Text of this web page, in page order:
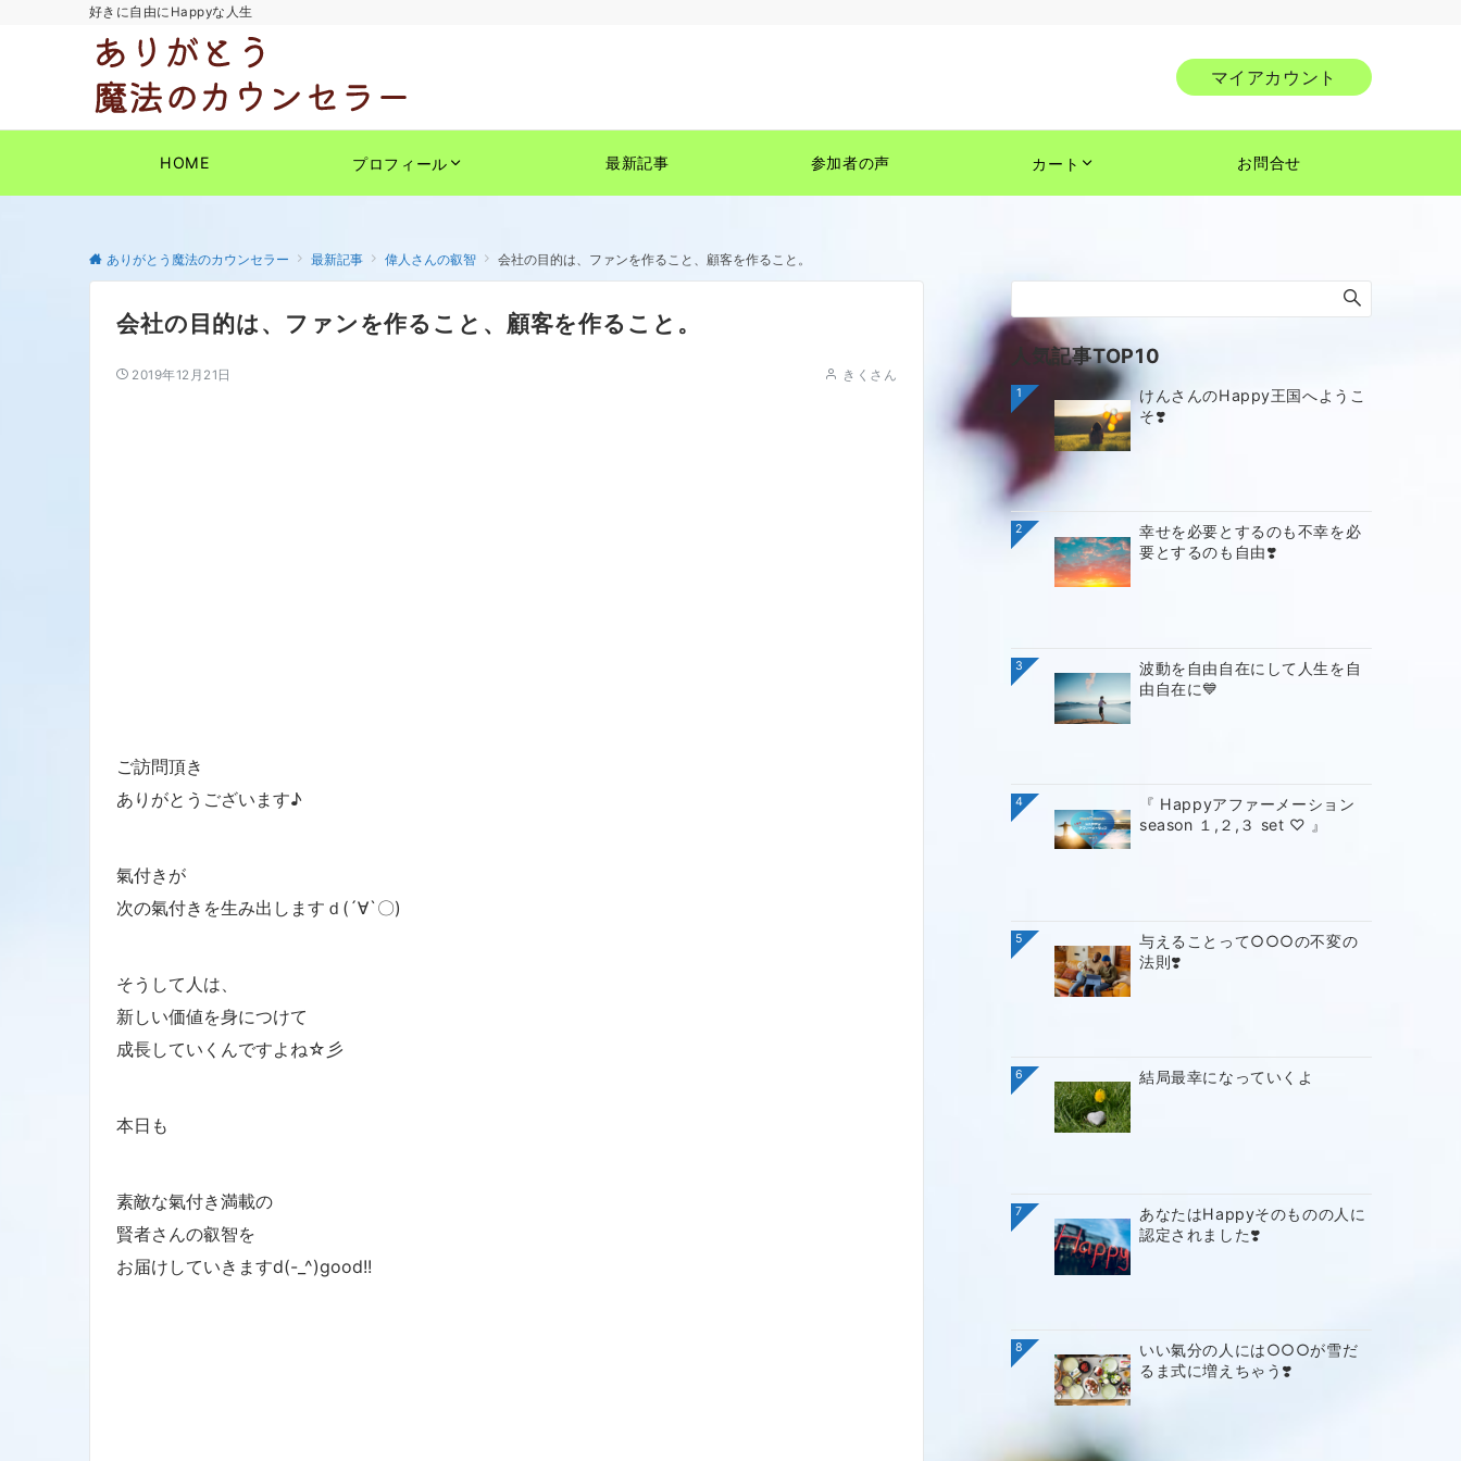
好きに自由にHappyな人生
マイアカウント
HOME プロフィール 最新記事 参加者の声 カート お問合せ
ありがとう魔法のカウンセラー 最新記事 偉人さんの叡智 会社の目的は、ファンを作ること、顧客を作ること。
会社の目的は、ファンを作ること、顧客を作ること。
2019年12月21日 きくさん
ご訪問頂き
ありがとうございます♪
氣付きが
次の氣付きを生み出しますｄ(´∀`〇)
そうして人は、
新しい価値を身につけて
成長していくんですよね☆彡
本日も
素敵な氣付き満載の
賢者さんの叡智を
お届けしていきますd(-_^)good!!
人気記事TOP10
1
けんさんのHappy王国へようこ
そ❣️
2
幸せを必要とするのも不幸を必
要とするのも自由❣️
3
波動を自由自在にして人生を自
由自在に💙
4
『 Happyアファーメーション
season １,２,３ set ♡ 』
5
与えることって○○○の不変の
法則❣️
6 結局最幸になっていくよ
7
あなたはHappyそのものの人に
認定されました❣️
8
いい氣分の人には○○○が雪だ
るま式に増えちゃう❣️